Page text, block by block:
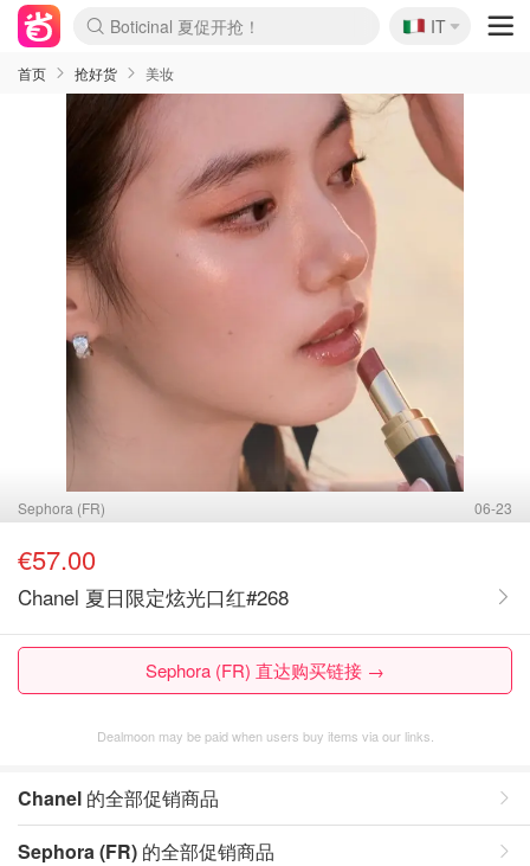
4折！lulu周四疯狂上新
速领！Stanley独家85折
Zalando 奥莱闪促！每日更新
🇮🇹
IT
首页 抢好货 美妆
Sephora (FR) 06-23
€57.00
Chanel 夏日限定炫光口红#268
Sephora (FR) 直达购买链接 →
Dealmoon may be paid when users buy items via our links.
Chanel 的全部促销商品
Sephora (FR) 的全部促销商品